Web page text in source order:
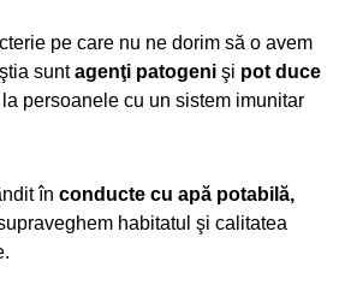
pe care nu ne dorim să o avem
suntagenţi patogeni şi pot duce
persoanele cu un sistem imunitar
în conducte cu apă potabilă,
habitatul şi calitatea